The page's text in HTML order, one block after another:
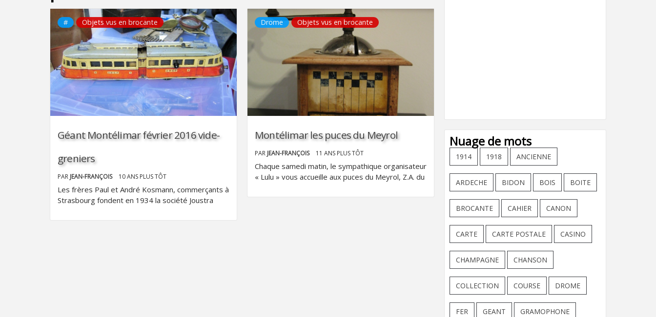
# Objets vus en brocante
Géant Montélimar février 2016 vide-
greniers
PAR JEAN-FRANÇOIS 10 ANS PLUS TÔT
Les frères Paul et André Kosmann, commerçants à
Strasbourg fondent en 1934 la société Joustra
Drome Objets vus en brocante
Montélimar les puces du Meyrol
PAR JEAN-FRANÇOIS 11 ANS PLUS TÔT
Chaque samedi matin, le sympathique organisateur
« Lulu » vous accueille aux puces du Meyrol, Z.A. du
Nuage de mots
1914 1918 ANCIENNE
ARDECHE BIDON BOIS BOITE
BROCANTE CAHIER CANON
CARTE CARTE POSTALE CASINO
CHAMPAGNE CHANSON
COLLECTION COURSE DROME
FER GEANT GRAMOPHONE